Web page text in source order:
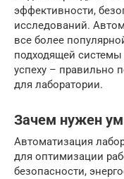
эффективности,
исследований.
все более
подходящей
успеху – правильно
для лаборатории.
Зачем нужен
Автоматизация
для оптимизации
безопасности,